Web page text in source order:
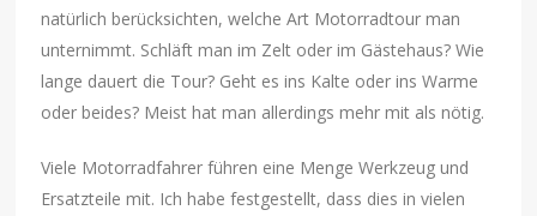
natürlich berücksichten, welche Art Motorradtour man
unternimmt. Schläft man im Zelt oder im Gästehaus? Wie
lange dauert die Tour? Geht es ins Kalte oder ins Warme
oder beides? Meist hat man allerdings mehr mit als nötig.
Viele Motorradfahrer führen eine Menge Werkzeug und
Ersatzteile mit. Ich habe festgestellt, dass dies in vielen